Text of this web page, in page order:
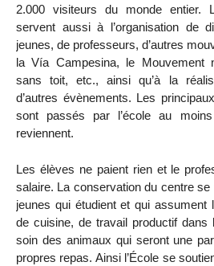
2.000 visiteurs du monde entier.
servent aussi à l’organisation de
jeunes, de professeurs, d’autres
la Vía Campesina, le Mouvement
sans toit, etc., ainsi qu’à la
d’autres évènements. Les
sont passés par l’école au
reviennent.
Les élèves ne paient rien et le
salaire. La conservation du centre
jeunes qui étudient et qui assument
de cuisine, de travail productif dans
soin des animaux qui seront une
propres repas. Ainsi l’École se